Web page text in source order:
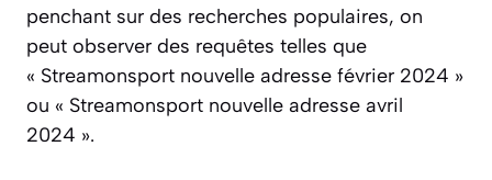
penchant sur des recherches populaires, on
peut observer des requêtes telles que
« Streamonsport nouvelle adresse février 2024 »
ou « Streamonsport nouvelle adresse avril
2024 ».